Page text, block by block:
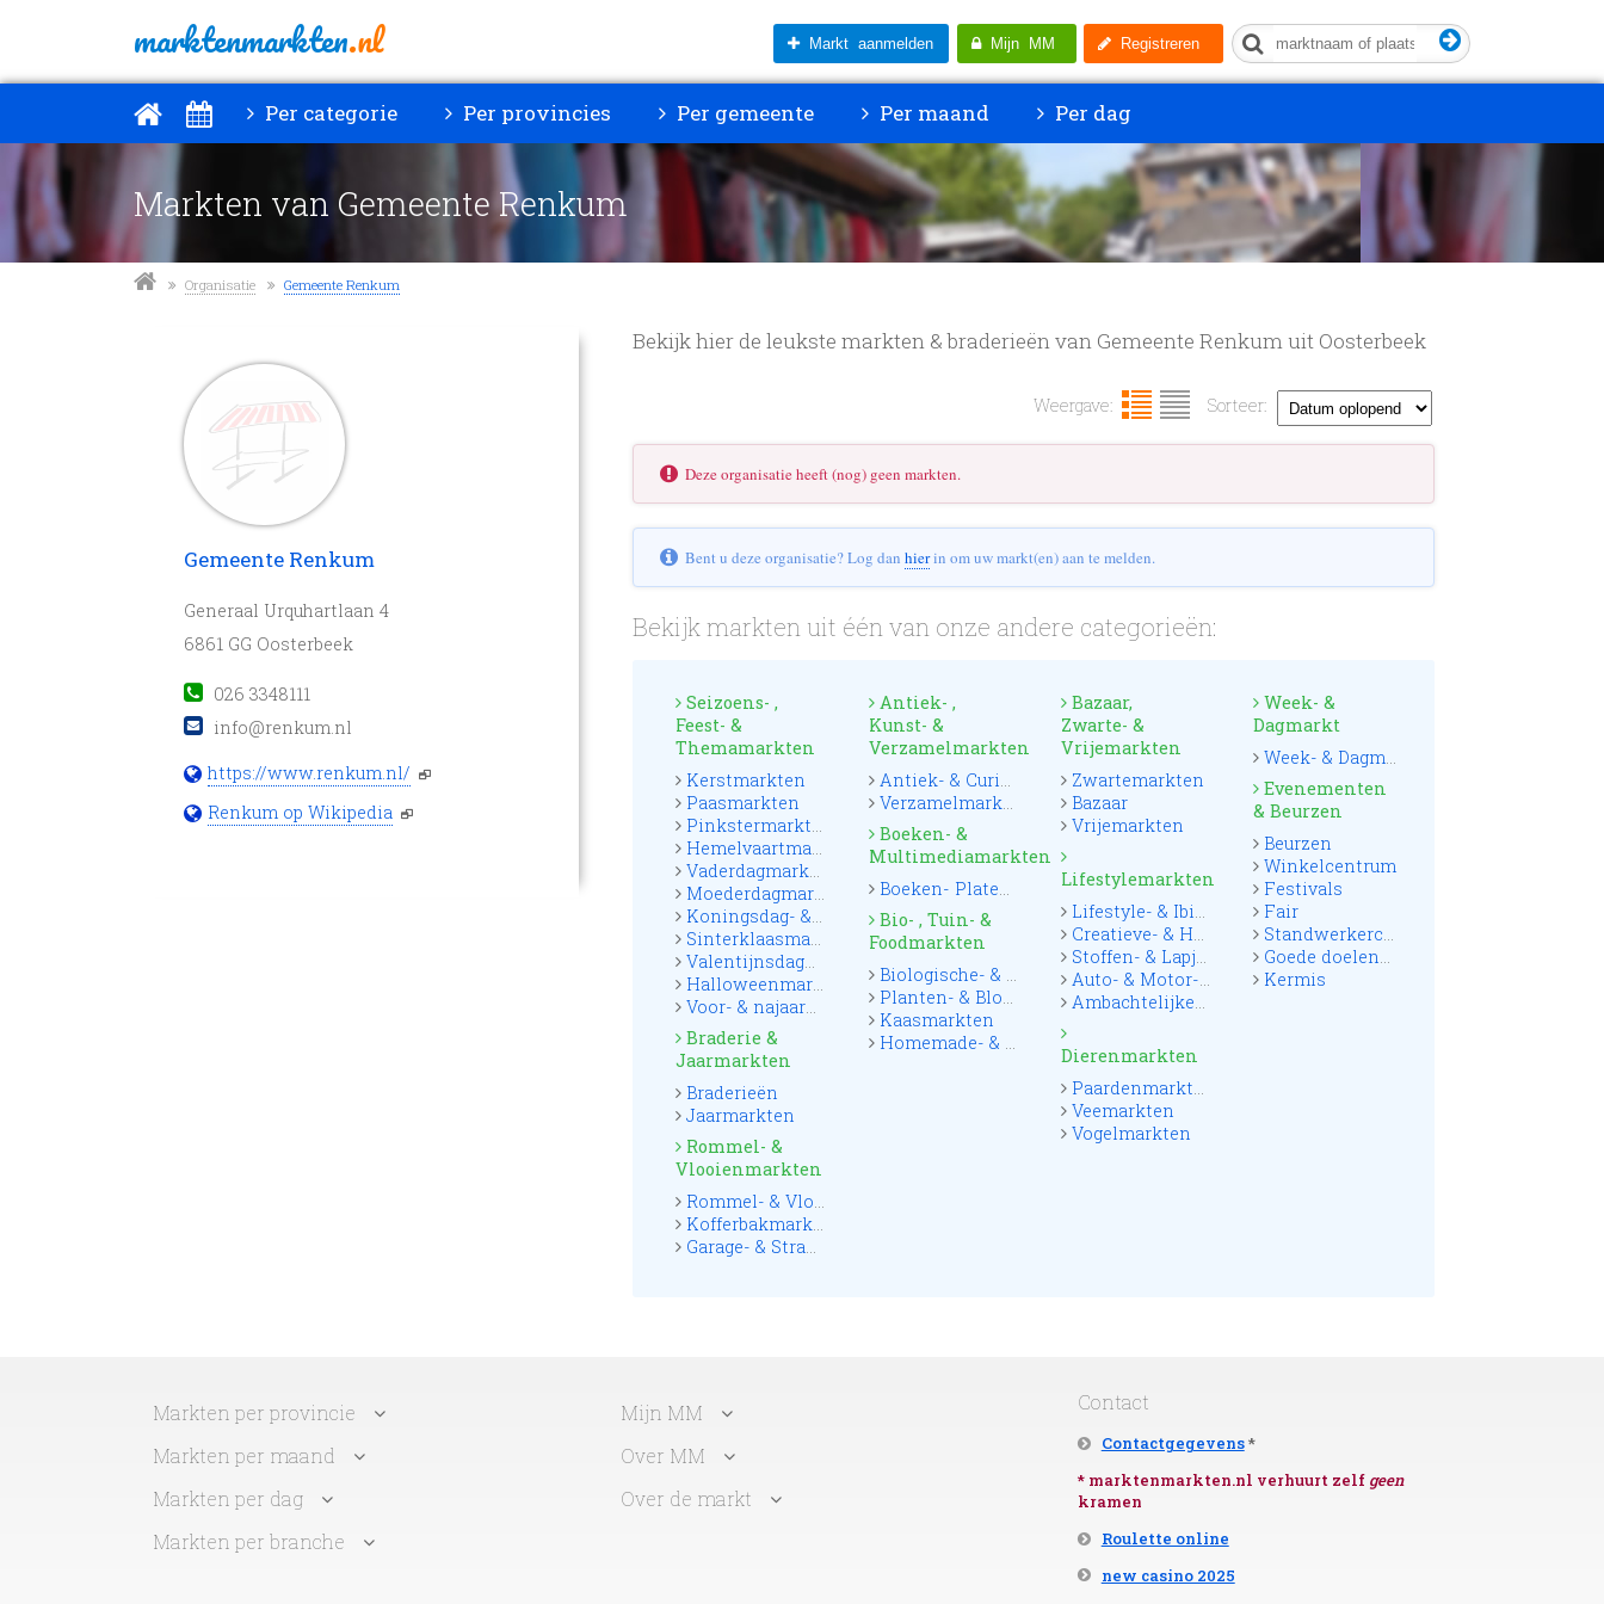
marktenmarkten.nl Registreren
Mijn MM
Markt aanmelden
Per categorie Per provincies Per gemeente Per maand Per dag
Markten van Gemeente Renkum
Organisatie Gemeente Renkum
Gemeente Renkum
Generaal Urquhartlaan 4
6861 GG Oosterbeek
026 3348111
info@renkum.nl
https://www.renkum.nl/
Renkum op Wikipedia
Bekijk hier de leukste markten & braderieën van Gemeente Renkum uit Oosterbeek
Sorteer:
Weergave:
Deze organisatie heeft (nog) geen markten.
Bent u deze organisatie? Log dan hierin om uw markt(en) aan te melden.
Bekijk markten uit één van onze andere categorieën:
Seizoens- ,
Feest- &
Themamarkten
Kerstmarkten
Paasmarkten
Pinkstermarkten
Hemelvaartmarkten
Vaderdagmarkten
Moederdagmarkten
Koningsdag- & Oranjemarkten
Sinterklaasmarkten
Valentijnsdagmarkten
Halloweenmarkten
Voor- & najaarsmarkten
Braderie &
Jaarmarkten
Braderieën
Jaarmarkten
Rommel- &
Vlooienmarkten
Rommel- & Vlooienmarkten
Kofferbakmarkten
Garage- & Straatmarkten
Antiek- ,
Kunst- &
Verzamelmarkten
Antiek- & Curiosamarkten
Verzamelmarkten
Boeken- &
Multimediamarkten
Boeken- Platen & CD markten
Bio- , Tuin- &
Foodmarkten
Biologische- & Boerenmarkten
Planten- & Bloemenmarkten
Kaasmarkten
Homemade- & Foodmarkten
Bazaar,
Zwarte- &
Vrijemarkten
Zwartemarkten
Bazaar
Vrijemarkten
Lifestylemarkten
Lifestyle- & Ibizamarkten
Creatieve- & Hobbymarkten
Stoffen- & Lapjesmarkten
Auto- & Motor- & Truckmarkten
Ambachtelijke- & Streekmarkten
Dierenmarkten
Paardenmarkten
Veemarkten
Vogelmarkten
Week- &
Dagmarkt
Week- & Dagmarkten
Evenementen
& Beurzen
Beurzen
Winkelcentrum
Festivals
Fair
Standwerkerconcoursen
Goede doelenmarkten
Kermis
Markten per provincie
Markten per maand
Markten per dag
Markten per branche
Mijn MM
Over MM
Over de markt
Contact
Contactgegevens*
* marktenmarkten.nl verhuurt zelf geen
kramen
Roulette online
new casino 2025